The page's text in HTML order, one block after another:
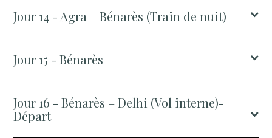
Jour 14 - Agra – Bénarès (Train de nuit)
Jour 15 - Bénarès
Jour 16 - Bénarès – Delhi (Vol interne)-
Départ